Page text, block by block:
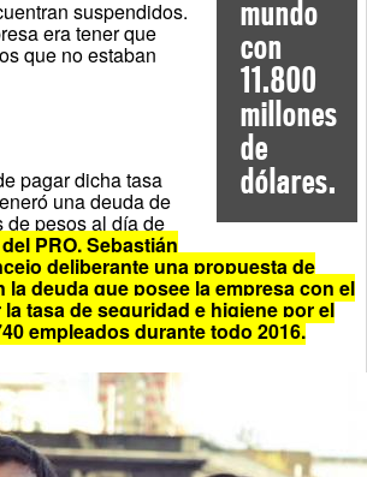
mundo
con
11.800
millones
de
dólares.
suspendidos.
era tener que
que no estaban
pagar dicha tasa
una deuda de
de pesos al día de
PRO, Sebastián
deliberante una propuesta de
la deuda que posee la empresa con el
tasa de seguridad e higiene por el
empleados durante todo 2016.